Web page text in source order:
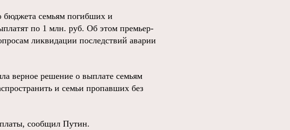
семьям погибших и
по 1 млн. руб. Об этом премьер-
ликвидации последствий аварии
верное решение о выплате семьям
и семьи пропавших без
сообщил Путин.